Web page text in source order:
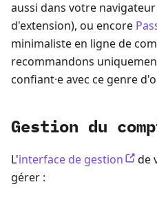
aussi dans votre
d'extension), ou encore
minimaliste en ligne de
recommandons
confiant·e avec ce genre
Gestion du
L'interface de gestion
de
gérer :